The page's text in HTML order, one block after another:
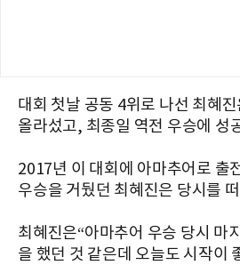
대회 첫날 공동 4위로 나선 최혜
올라섰고, 최종일 역전 우승에 성
2017년 이 대회에 아마추어로 출
우승을 거뒀던 최혜진은 당시를
최혜진은“아마추어 우승 당시 마
을 했던 것 같은데 오늘도 시작이